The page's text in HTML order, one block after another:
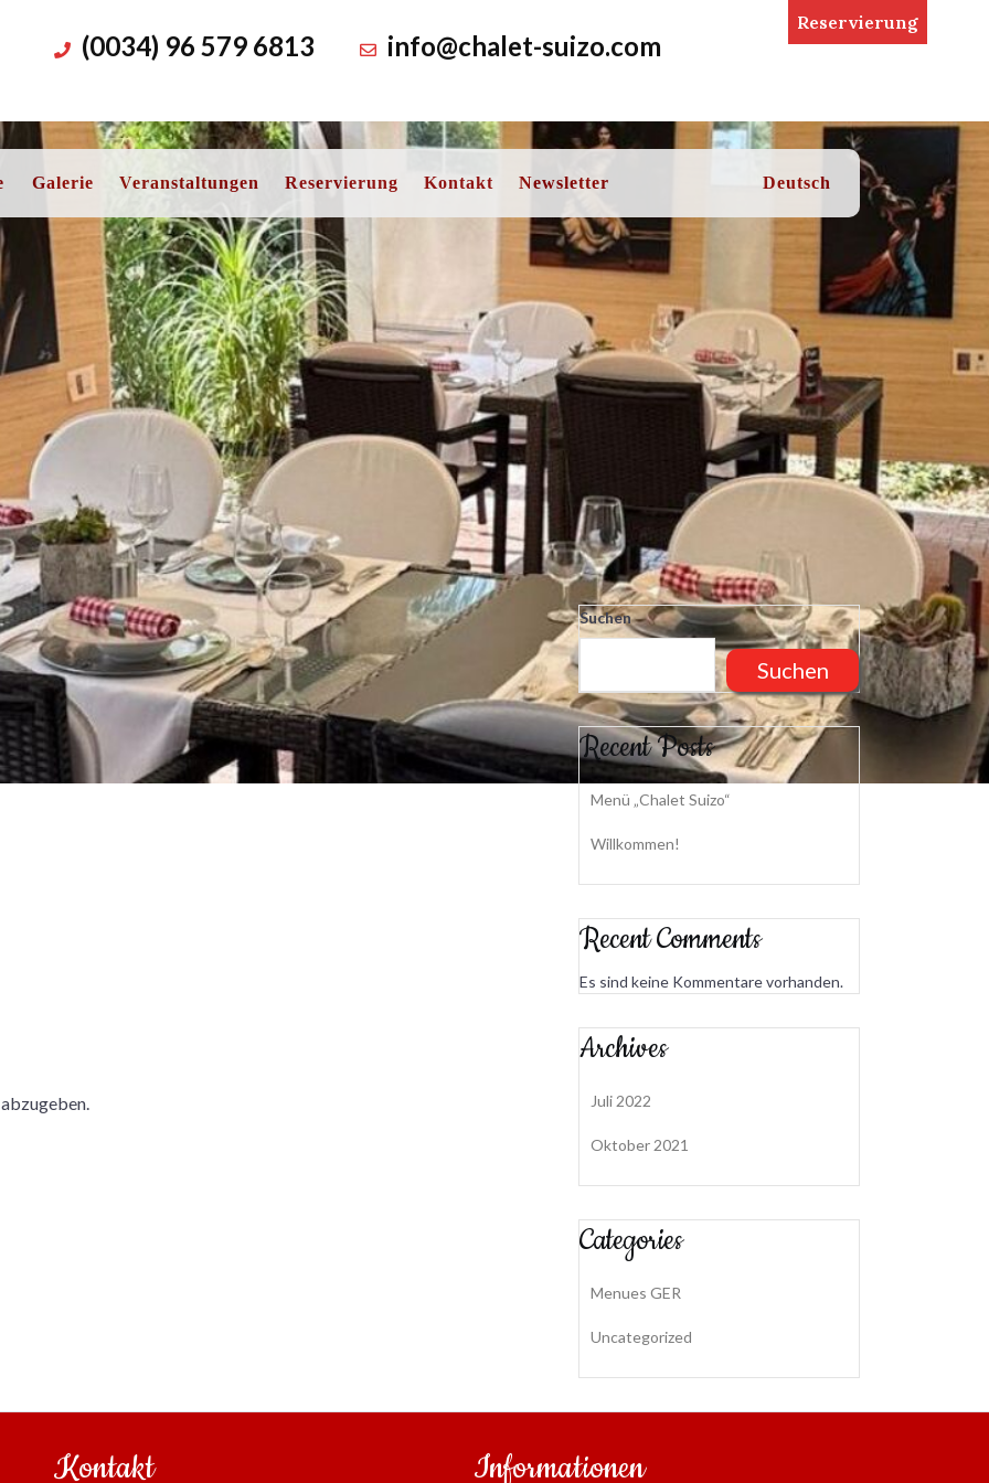
(0034) 96 579 6813 info@chalet-suizo.com
Reservierung
Galerie Veranstaltungen Reservierung Kontakt Newsletter Deutsch
Suchen
Suchen
Recent Posts
Menü „Chalet Suizo“
Willkommen!
Recent Comments
Es sind keine Kommentare vorhanden.
Archives
Juli 2022
Oktober 2021
Categories
Menues GER
Uncategorized
Kontakt Informationen